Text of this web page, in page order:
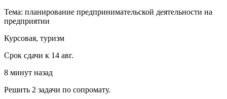
Тема: планирование предпринимательской деятельности на
предприятии
Курсовая, туризм
Срок сдачи к 14 авг.
8 минут назад
Решить 2 задачи по сопромату.